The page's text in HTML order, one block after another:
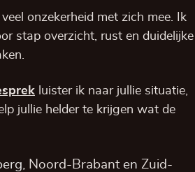
onzekerheid met zich mee. Ik
stap overzicht, rust en duidelijke
luister ik naar jullie situatie,
jullie helder te krijgen wat de
Noord-Brabanten Zuid-